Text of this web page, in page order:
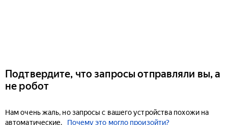
Подтвердите, что запросы отправляли вы, а
не робот
Нам очень жаль, но запросы с вашего устройства похожи на
автоматические.
Почему это могло произойти?